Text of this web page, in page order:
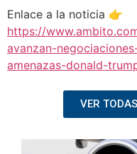
Enlace a la noticia 👉
https://
avanzan-
amenazas-donald-
VER